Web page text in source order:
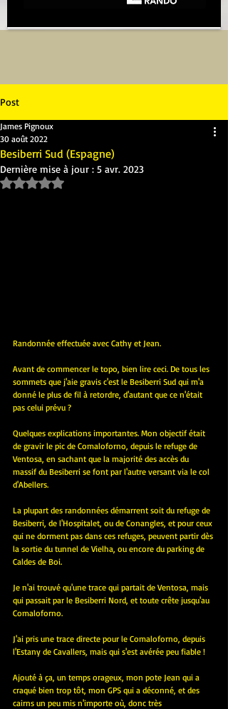
Post
Besiberri Sud (Espagne)
James Pignoux
30 août 2022
Dernière mise à jour : 5 avr. 2023
Noté NaN étoiles sur 5.
Randonnée effectuée avec Cathy et Jean.
Avant de commencer le topo, bien lire ceci. De tous les
sommets que j'aie gravis c'est le Besiberri Sud qui m'a
donné le plus de fil à retordre, d'autant que ce n'était
pas celui prévu ?
Quelques explications importantes. Mon objectif était
de gravir le pic de Comaloforno, depuis le refuge de
Ventosa, en sachant que la majorité des accès du
massif du Besiberri se font par l'autre versant via le col
d'Abellers.
La plupart des randonnées démarrent soit du refuge de
Besiberri, de l'Hospitalet, ou de Conangles, et pour ceux
qui ne dorment pas dans ces refuges, peuvent partir dès
la sortie du tunnel de Vielha, ou encore du parking de
Caldes de Boi.
Je n'ai trouvé qu'une trace qui partait de Ventosa, mais
qui passait par le Besiberri Nord, et toute crête jusqu'au
Comaloforno.
J'ai pris une trace directe pour le Comaloforno, depuis
l'Estany de Cavallers, mais qui s'est avérée peu fiable !
Ajouté à ça, un temps orageux, mon pote Jean qui a
craqué bien trop tôt, mon GPS qui a déconné, et des
cairns un peu mis n'importe où, donc très